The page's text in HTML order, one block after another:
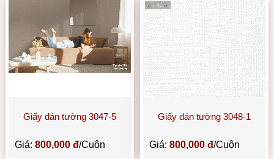
Giấy dán tường 3047-5
Giá:800,000 đ/Cuộn
Giấy dán tường 3048-1
Giá: 800,000 đ/Cuộn